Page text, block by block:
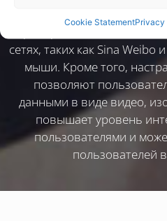
Cookie StatementPrivacy
тренировках и данными о
сетях, таких как Sina
мыши. Кроме того,
позволяют
данными в виде видео,
повышает уровень
пользователями и
пользователей